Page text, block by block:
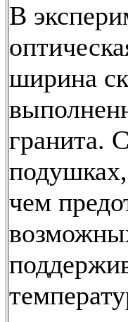
В
ширина
гранита.
чем